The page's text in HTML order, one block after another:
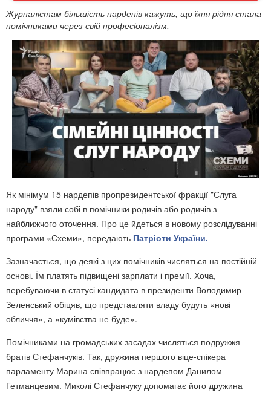
Журналістам більшість нардепів кажуть, що їхня рідня стала
помічниками через свій професіоналізм.
Як мінімум 15 нардепів пропрезидентської фракції "Слуга
народу" взяли собі в помічники родичів або родичів з
найближчого оточення. Про це йдеться в новому розслідуванні
програми «Схеми», передають Патріоти України.
Зазначається, що деякі з цих помічників числяться на постійній
основі. Їм платять підвищені зарплати і премії. Хоча,
перебуваючи в статусі кандидата в президенти Володимир
Зеленський обіцяв, що представляти владу будуть «нові
обличчя», а «кумівства не буде».
Помічниками на громадських засадах числяться подружжя
братів Стефанчуків. Так, дружина першого віце-спікера
парламенту Марина співпрацює з нардепом Данилом
Гетманцевим. Миколі Стефанчуку допомагає його дружина